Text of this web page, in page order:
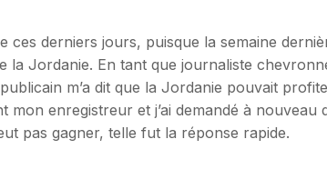
ces derniers jours, puisque la semaine
la Jordanie. En tant que journaliste
m’a dit que la Jordanie pouvait
mon enregistreur et j’ai demandé à nouveau
pas gagner, telle fut la réponse rapide.